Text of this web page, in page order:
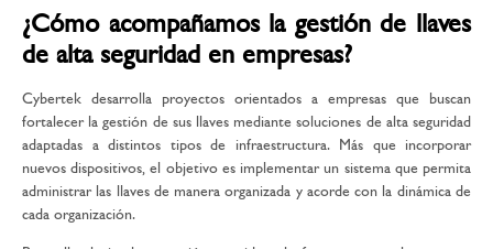
¿Cómo acompañamos la gestión de llaves
de alta seguridad en empresas?
Cybertek desarrolla proyectos orientados a empresas que buscan
fortalecer la gestión de sus llaves mediante soluciones de alta seguridad
adaptadas a distintos tipos de infraestructura. Más que incorporar
nuevos dispositivos, el objetivo es implementar un sistema que permita
administrar las llaves de manera organizada y acorde con la dinámica de
cada organización.